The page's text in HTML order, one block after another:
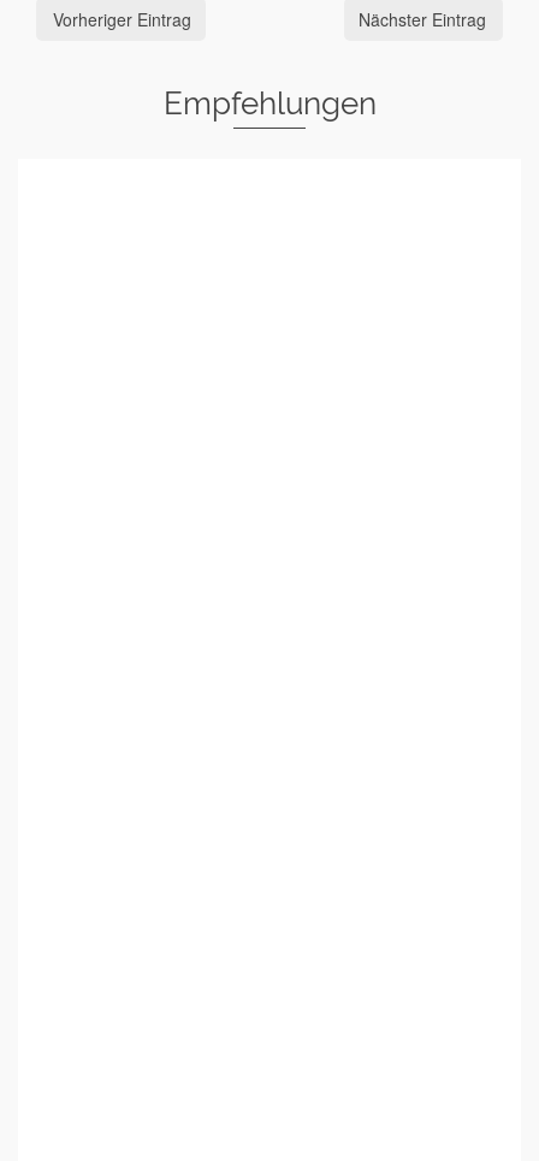
Vorheriger Eintrag Nächster Eintrag
Empfehlungen